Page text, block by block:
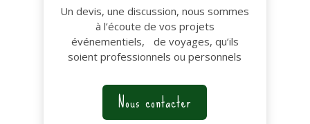
Un devis, une discussion, nous sommes
à l’écoute de vos projets
événementiels, de voyages, qu’ils
soient professionnels ou personnels
Nous contacter